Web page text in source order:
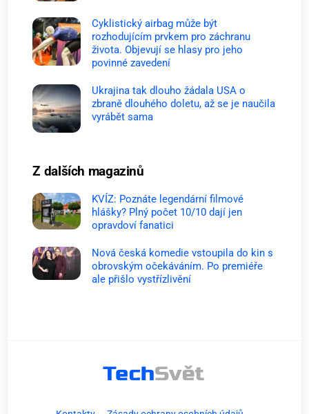
Cyklistický airbag může být
rozhodujícím prvkem pro záchranu
života. Objevují se hlasy pro jeho
povinné zavedení
Ukrajina tak dlouho žádala USA o
zbraně dlouhého doletu, až se je naučila
vyrábět sama
Z dalších magazinů
KVÍZ: Poznáte legendární filmové
hlášky? Plný počet 10/10 dají jen
opravdoví fanatici
Nová česká komedie vstoupila do kin s
obrovským očekáváním. Po premiéře
ale přišlo vystřízlivění